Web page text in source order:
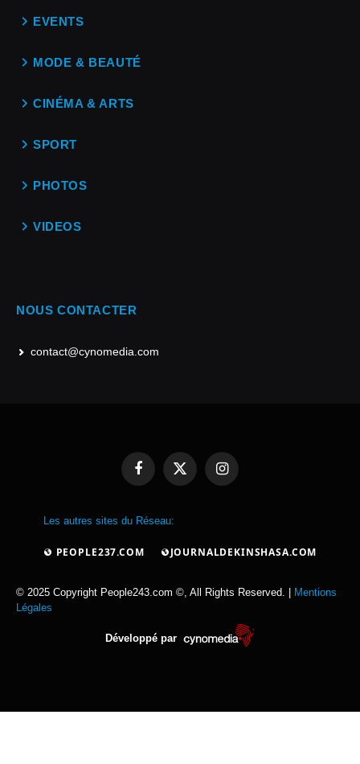
EVENTS
MODE & BEAUTÉ
CINÉMA & ARTS
SPORT
PHOTOS
VIDEOS
NOUS CONTACTER
contact@cynomedia.com
FacebookX
Instagram
Les autres sites du Réseau:
PEOPLE237.COM JOURNALDEKINSHASA.COM
© 2025 Copyright People243.com ©, All Rights Reserved. |
Mentions
Légales
Développé par